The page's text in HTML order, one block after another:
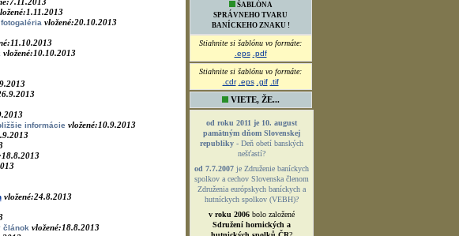
automatický update
počas otvorenia burzy
PREVODNÍK MIEN
- podľa aktuálnych
výmenných kurzov
ŠABLÓNA
SPRÁVNEHO TVARU
BANÍCKEHO ZNAKU !
Stiahnite si šablónu vo formáte:
.eps .pdf
Stiahnite si šablónu vo formáte:
.cdr
.eps .gif .tif
VIETE, ŽE...
od roku 2011 je 10. august
pamätným dňom Slovenskej
republiky- Deň obetí banských
vložené:20.10.2013
vložené:10.10.2013
informácie vložené:10.9.2013
vložené:24.8.2013
článok vložené:18.8.2013